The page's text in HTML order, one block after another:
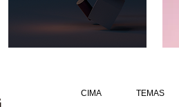
CIMA TEMAS